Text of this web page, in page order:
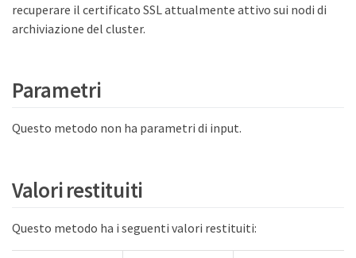
recuperare il certificato SSL attualmente attivo sui nodi di
archiviazione del cluster.
Parametri
Questo metodo non ha parametri di input.
Valori restituiti
Questo metodo ha i seguenti valori restituiti: